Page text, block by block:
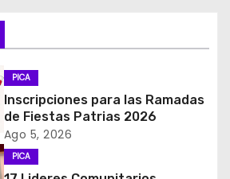
PICA
Inscripciones para las Ramadas
de Fiestas Patrias 2026
Ago 5, 2026
PICA